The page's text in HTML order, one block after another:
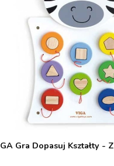
Gra Dopasuj Kształty -